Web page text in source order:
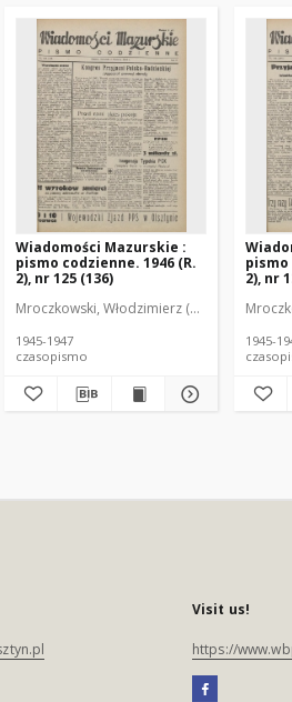
Redaktor
Wiadomości Mazurskie :
pismo codzienne. 1946 (R.
2), nr 125 (136)
Mroczkowski, Włodzimierz (1902-1971).
1945-1947
czasopismo
pismo
2), nr
1945-
Visit us!
https://